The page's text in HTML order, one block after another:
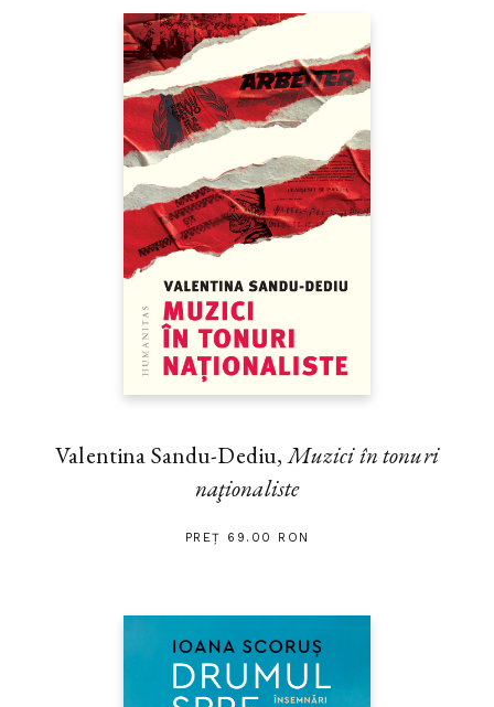
Valentina Sandu-Dediu,Muzici în tonuri
naţionaliste
PREȚ 69.00 RON